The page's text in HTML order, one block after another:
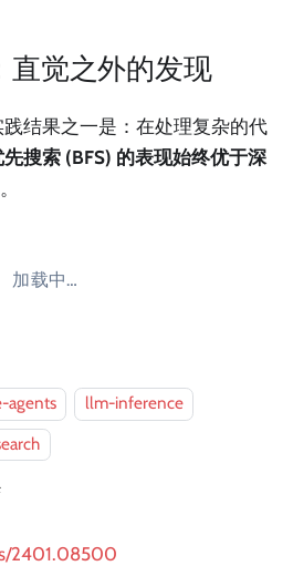
直觉之外的发现
结果之一是：在处理复杂的代
先搜索 (BFS) 的表现始终优于深
。
加载中…
agents
llm-inference
2401.08500